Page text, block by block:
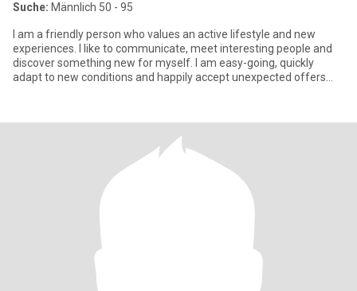
Suche: Männlich 50 - 95
I am a friendly person who values an active lifestyle and new
experiences. I like to communicate, meet interesting people and
discover something new for myself. I am easy-going, quickly
adapt to new conditions and happily accept unexpected offers